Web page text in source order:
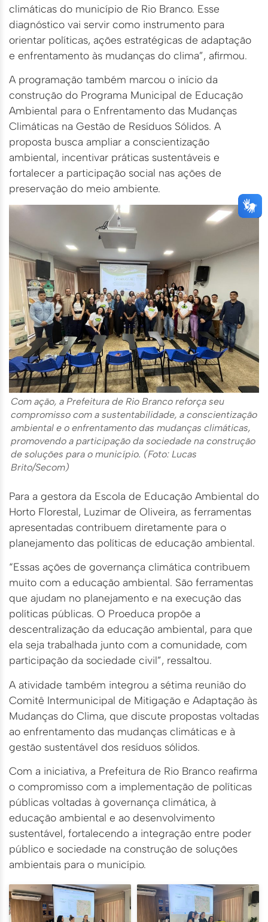
climáticas do município de Rio Branco. Esse
diagnóstico vai servir como instrumento para
orientar políticas, ações estratégicas de adaptação
e enfrentamento às mudanças do clima”, afirmou.
A programação também marcou o início da
construção do Programa Municipal de Educação
Ambiental para o Enfrentamento das Mudanças
Climáticas na Gestão de Resíduos Sólidos. A
proposta busca ampliar a conscientização
ambiental, incentivar práticas sustentáveis e
fortalecer a participação social nas ações de
preservação do meio ambiente.
Com ação, a Prefeitura de Rio Branco reforça seu
compromisso com a sustentabilidade, a conscientização
ambiental e o enfrentamento das mudanças climáticas,
promovendo a participação da sociedade na construção
de soluções para o município. (Foto: Lucas
Brito/Secom)
Para a gestora da Escola de Educação Ambiental do
Horto Florestal, Luzimar de Oliveira, as ferramentas
apresentadas contribuem diretamente para o
planejamento das políticas de educação ambiental.
“Essas ações de governança climática contribuem
muito com a educação ambiental. São ferramentas
que ajudam no planejamento e na execução das
políticas públicas. O Proeduca propõe a
descentralização da educação ambiental, para que
ela seja trabalhada junto com a comunidade, com
participação da sociedade civil”, ressaltou.
A atividade também integrou a sétima reunião do
Comitê Intermunicipal de Mitigação e Adaptação às
Mudanças do Clima, que discute propostas voltadas
ao enfrentamento das mudanças climáticas e à
gestão sustentável dos resíduos sólidos.
Com a iniciativa, a Prefeitura de Rio Branco reafirma
o compromisso com a implementação de políticas
públicas voltadas à governança climática, à
educação ambiental e ao desenvolvimento
sustentável, fortalecendo a integração entre poder
público e sociedade na construção de soluções
ambientais para o município.